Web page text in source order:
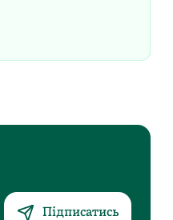
Підписатись